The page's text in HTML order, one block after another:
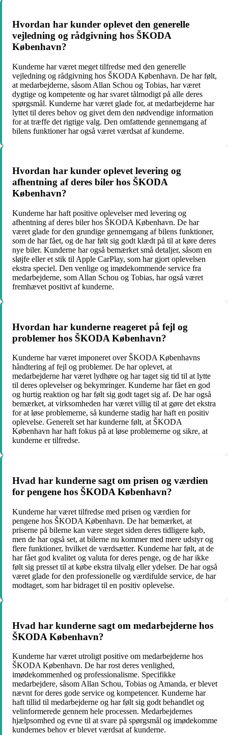
Hvordan har kunder oplevet den generelle
vejledning og rådgivning hos ŠKODA
København?
Kunderne har været meget tilfredse med den generelle
vejledning og rådgivning hos ŠKODA København. De har følt,
at medarbejderne, såsom Allan Schou og Tobias, har været
dygtige og kompetente og har svaret tålmodigt på alle deres
spørgsmål. Kunderne har været glade for, at medarbejderne har
lyttet til deres behov og givet dem den nødvendige information
for at træffe det rigtige valg. Den omfattende gennemgang af
bilens funktioner har også været værdsat af kunderne.
Hvordan har kunder oplevet levering og
afhentning af deres biler hos ŠKODA
København?
Kunderne har haft positive oplevelser med levering og
afhentning af deres biler hos ŠKODA København. De har
været glade for den grundige gennemgang af bilens funktioner,
som de har fået, og de har følt sig godt klædt på til at køre deres
nye biler. Kunderne har også bemærket små detaljer, såsom en
sløjfe eller et stik til Apple CarPlay, som har gjort oplevelsen
ekstra speciel. Den venlige og imødekommende service fra
medarbejderne, som Allan Schou og Tobias, har også været
fremhævet positivt af kunderne.
Hvordan har kunderne reageret på fejl og
problemer hos ŠKODA København?
Kunderne har været imponeret over ŠKODA Københavns
håndtering af fejl og problemer. De har oplevet, at
medarbejderne har været lydhøre og har taget sig tid til at lytte
til deres oplevelser og bekymringer. Kunderne har fået en god
og hurtig reaktion og har følt sig godt taget sig af. De har også
bemærket, at virksomheden har været villig til at gøre det ekstra
for at løse problemerne, så kunderne stadig har haft en positiv
oplevelse. Generelt set har kunderne følt, at ŠKODA
København har haft fokus på at løse problemerne og sikre, at
kunderne er tilfredse.
Hvad har kunderne sagt om prisen og værdien
for pengene hos ŠKODA København?
Kunderne har været tilfredse med prisen og værdien for
pengene hos ŠKODA København. De har bemærket, at
priserne på bilerne kan være steget siden deres tidligere køb,
men de har også set, at bilerne nu kommer med mere udstyr og
flere funktioner, hvilket de værdsætter. Kunderne har følt, at de
har fået god kvalitet og valuta for deres penge, og de har ikke
følt sig presset til at købe ekstra tilvalg eller ydelser. De har også
været glade for den professionelle og værdifulde service, de har
modtaget, som har bidraget til en positiv oplevelse.
Hvad har kunderne sagt om medarbejderne hos
ŠKODA København?
Kunderne har været utroligt positive om medarbejderne hos
ŠKODA København. De har rost deres venlighed,
imødekommenhed og professionalisme. Specifikke
medarbejdere, såsom Allan Schou, Tobias og Amanda, er blevet
nævnt for deres gode service og kompetencer. Kunderne har
haft tillid til medarbejderne og har følt sig godt behandlet og
velinformerede gennem hele processen. Medarbejdernes
hjælpsomhed og evne til at svare på spørgsmål og imødekomme
kundernes behov er blevet værdsat af kunderne.